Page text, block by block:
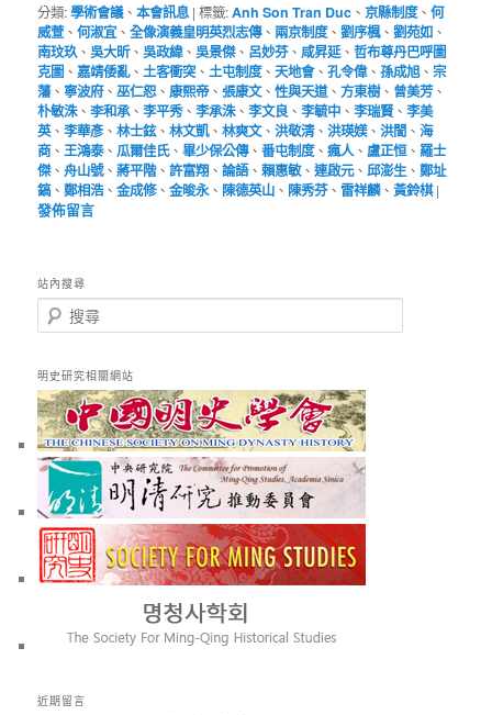
分類:學術會議、本會訊息 |標籤:Anh Son Tran Duc 、京縣制度、何
威萱、何淑宜 、全像演義皇明英烈志傳、兩京制度、劉序楓、劉苑如 、
南玟玖 、吳大昕、吳政緯、吳景傑、 呂妙芬、 咸昇延、哲布尊丹巴呼圖
克圖 、嘉靖倭亂、土客衝突、土屯制度、天地會、孔令偉、孫成旭、宗
藩、寧波府、巫仁恕 、 康熙帝 、張康文、性與天道、方東樹、 曾美芳、
朴敏洙、李和承、李平秀、李承洙、李文良 、李毓中 、李瑞賢、李美
英、李華彥、林士鉉、林文凱、林爽文、洪敬清、洪瑛媄、洪誾 、海
商、王鴻泰、 瓜爾佳氏、畢少保公傳、番屯制度、瘋人 、 盧正恒、羅士
傑、舟山號、蔣平階、許富翔 、論語、賴惠敏、連啟元、邱澎生 、鄭址
鎬、鄭相浩、金成修、金晙永、 陳德英山 、 陳秀芬、 雷祥麟、黃鈴棋 |
發佈留言
站內搜尋
搜
尋
明史研究相關網站
近期留言